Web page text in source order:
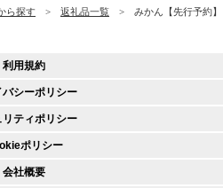
ら探す 返礼品一覧 みかん【先行予約
利用規約
バシーポリシー
リティポリシー
ポリシー
会社概要